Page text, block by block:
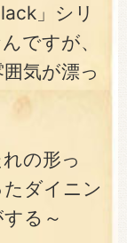
」シリ
ですが、
気が漂っ
の形っ
ダイニン
る～